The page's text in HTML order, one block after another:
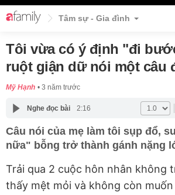
Tâm sự - Gia đình
Tôi vừa có ý định "đi
ruột giận dữ nói một câu
Mỹ Hạnh 3 năm trước
Nghe đọc bài 2:16
Câu nói của mẹ làm tôi sụp đổ,
nữa" bỗng trở thành gánh nặng
Trải qua 2 cuộc hôn nhân không
thấy mệt mỏi và không còn muốn